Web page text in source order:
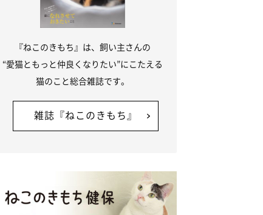
『ねこのきもち』は、飼い主さんの
“愛猫ともっと仲良くなりたい”にこたえる
猫のこと総合雑誌です。
雑誌『ねこのきもち』